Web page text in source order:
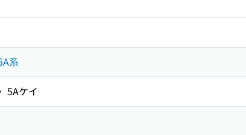
系
5Aケイ